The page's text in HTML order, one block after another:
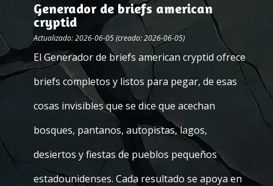
Generador de briefs american
cryptid
Actualizado: 2026-06-05 (creado: 2026-06-05)
El Generador de briefs american cryptid ofrece
briefs completos y listos para pegar, de esas
cosas invisibles que se dice que acechan
bosques, pantanos, autopistas, lagos,
desiertos y fiestas de pueblos pequeños
estadounidenses. Cada resultado se apoya en